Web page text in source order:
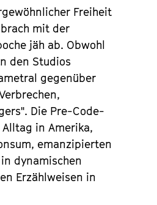
Freiheit
mit der
jäh ab. Obwohl
den Studios
gegenüber
Die Pre-Code-
in Amerika,
emanzipierten
dynamischen
Erzählweisen in